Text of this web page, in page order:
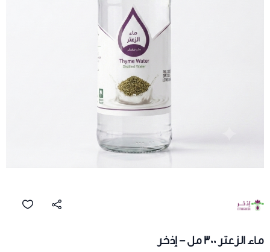
ماء الزعتر 300 مل - إذخر